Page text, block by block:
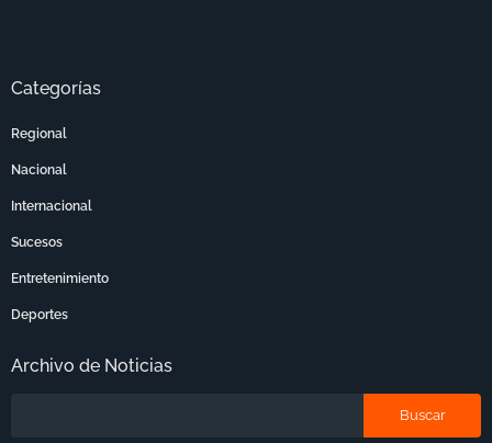
Categorías
Regional
Nacional
Internacional
Sucesos
Entretenimiento
Deportes
Archivo de Noticias